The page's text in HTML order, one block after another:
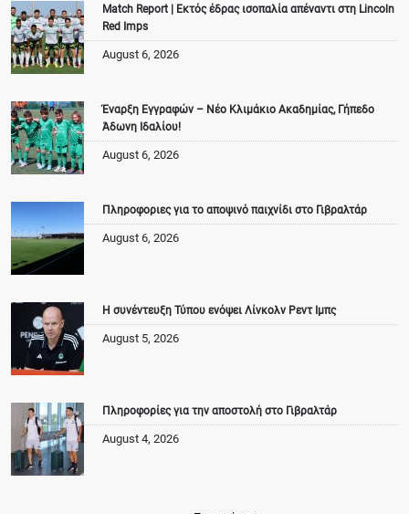
Match Report | Εκτός έδρας ισοπαλία απέναντι στη Lincoln
Red Imps
August 6, 2026
Έναρξη Εγγραφών – Νέο Κλιμάκιο Ακαδημίας, Γήπεδο
Άδωνη Ιδαλίου!
August 6, 2026
Πληροφοριες για το αποψινό παιχνίδι στο Γιβραλτάρ
August 6, 2026
Η συνέντευξη Τύπου ενόψει Λίνκολν Ρεντ Ιμπς
August 5, 2026
Πληροφορίες για την αποστολή στο Γιβραλτάρ
August 4, 2026